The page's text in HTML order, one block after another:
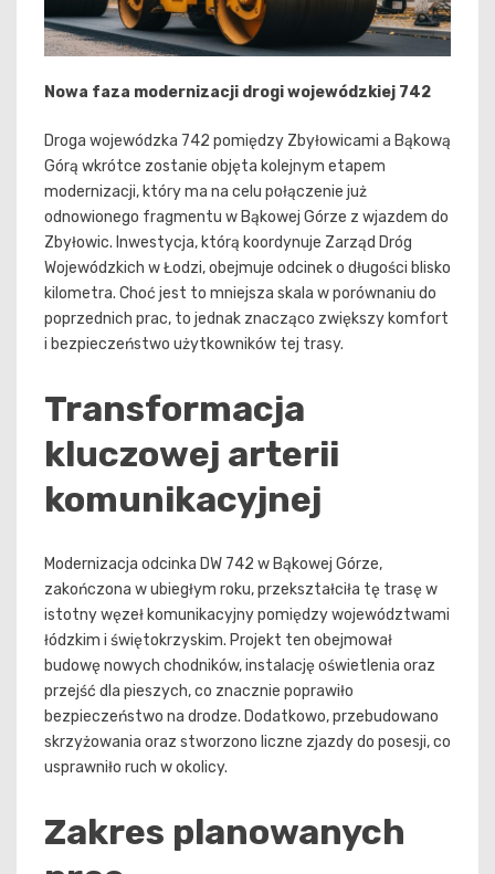
Nowa faza modernizacji drogi wojewódzkiej 742
Droga wojewódzka 742 pomiędzy Zbyłowicami a Bąkową
Górą wkrótce zostanie objęta kolejnym etapem
modernizacji, który ma na celu połączenie już
odnowionego fragmentu w Bąkowej Górze z wjazdem do
Zbyłowic. Inwestycja, którą koordynuje Zarząd Dróg
Wojewódzkich w Łodzi, obejmuje odcinek o długości blisko
kilometra. Choć jest to mniejsza skala w porównaniu do
poprzednich prac, to jednak znacząco zwiększy komfort
i bezpieczeństwo użytkowników tej trasy.
Transformacja
kluczowej arterii
komunikacyjnej
Modernizacja odcinka DW 742 w Bąkowej Górze,
zakończona w ubiegłym roku, przekształciła tę trasę w
istotny węzeł komunikacyjny pomiędzy województwami
łódzkim i świętokrzyskim. Projekt ten obejmował
budowę nowych chodników, instalację oświetlenia oraz
przejść dla pieszych, co znacznie poprawiło
bezpieczeństwo na drodze. Dodatkowo, przebudowano
skrzyżowania oraz stworzono liczne zjazdy do posesji, co
usprawniło ruch w okolicy.
Zakres planowanych